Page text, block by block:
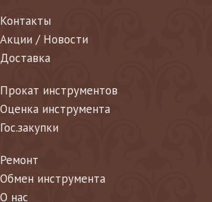
Контакты
Акции / Новости
Доставка
Прокат инструментов
Оценка инструмента
Гос.закупки
Ремонт
Обмен инструмента
О нас